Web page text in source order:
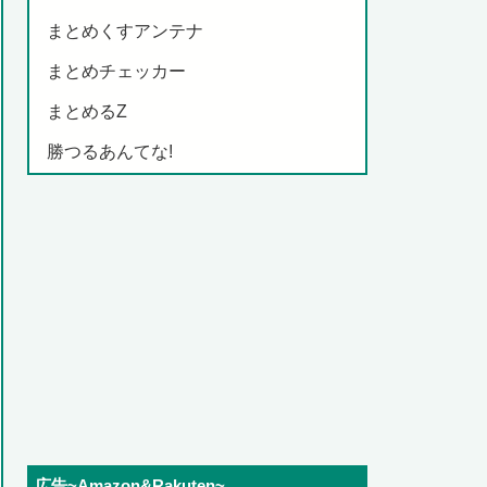
まとめくすアンテナ
まとめチェッカー
まとめるZ
勝つるあんてな!